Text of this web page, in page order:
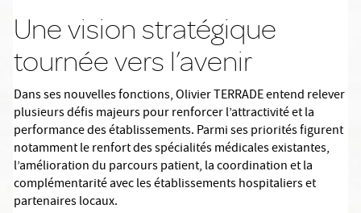
Une vision stratégique
tournée vers l’avenir
Dans ses nouvelles fonctions, Olivier TERRADE entend relever
plusieurs défis majeurs pour renforcer l’attractivité et la
performance des établissements. Parmi ses priorités figurent
notamment le renfort des spécialités médicales existantes,
l’amélioration du parcours patient, la coordination et la
complémentarité avec les établissements hospitaliers et
partenaires locaux.